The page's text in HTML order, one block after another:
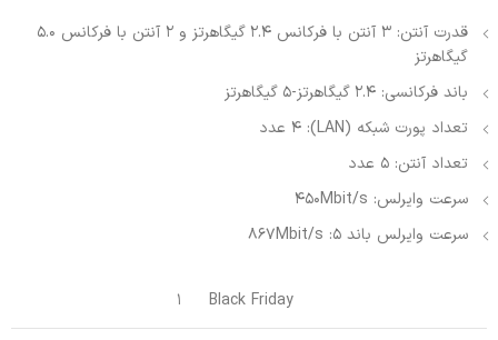
قدرت آنتن: 3 آنتن با فرکانس 2.4 گیگاهرتز و 2 آنتن با فرکانس 5.0
گیگاهرتز
باند فرکانسی: 2.4 گیگاهرتز-5 گیگاهرتز
تعداد پورت شبکه (LAN): 4 عدد
تعداد آنتن: 5 عدد
سرعت وایرلس: 450Mbit/s
سرعت وایرلس باند 5: 867Mbit/s
Black Friday
1